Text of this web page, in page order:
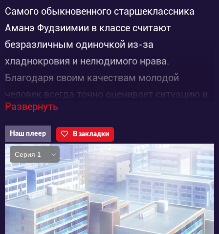
Самого обыкновенного старшеклассника
Аманэ Фудзиимии в классе считают
безразличным одиночкой из-за
хладнокровия и нелюдимого нрава.
Благодаря своим качествам молодой
человек всегда точно оценивает ситуацию и
избегает неприятностей. У парня в школе
только два друга - Ицуки и Титосе, да и те не
упускают ни одного случая, чтобы
подшутить над приятелем. А вот соседка
героя по имени Махиру Сина, прекрасная,
словно небесный ангел - самая настоящая
школьная звезда! Конечно, их пути никогда
бы не пересеклись, если бы не Его
Развернуть
Наш плеер В закладки